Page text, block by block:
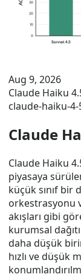
Aug 9, 2026
Claude Haiku
claude-haiku-4-
Claude
Claude Haiku
piyasaya
küçük sınıf bir
orkestrasyonu
akışları gibi
kurumsal
daha düşük
hızlı ve düşük